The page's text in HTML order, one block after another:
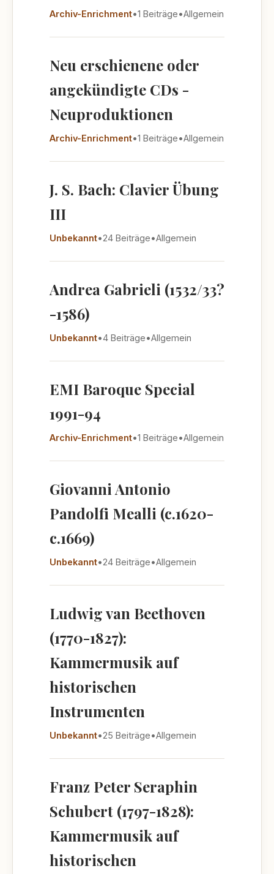
Archiv-Enrichment•1 Beiträge•Allgemein
Neu erschienene oder
angekündigte CDs -
Neuproduktionen
Archiv-Enrichment•1 Beiträge•Allgemein
J. S. Bach: Clavier Übung
III
Unbekannt•24 Beiträge•Allgemein
Andrea Gabrieli (1532/33?
-1586)
Unbekannt•4 Beiträge•Allgemein
EMI Baroque Special
1991-94
Archiv-Enrichment•1 Beiträge•Allgemein
Giovanni Antonio
Pandolfi Mealli (c.1620-
c.1669)
Unbekannt•24 Beiträge•Allgemein
Ludwig van Beethoven
(1770-1827):
Kammermusik auf
historischen
Instrumenten
Unbekannt•25 Beiträge•Allgemein
Franz Peter Seraphin
Schubert (1797-1828):
Kammermusik auf
historischen